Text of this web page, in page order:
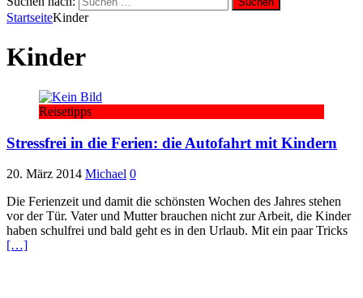
StartseiteKinder
Kinder
Reisetipps
Stressfrei in die Ferien: die Autofahrt mit Kindern
20. März 2014 Michael 0
Die Ferienzeit und damit die schönsten Wochen des Jahres stehen
vor der Tür. Vater und Mutter brauchen nicht zur Arbeit, die Kinder
haben schulfrei und bald geht es in den Urlaub. Mit ein paar Tricks
[…]